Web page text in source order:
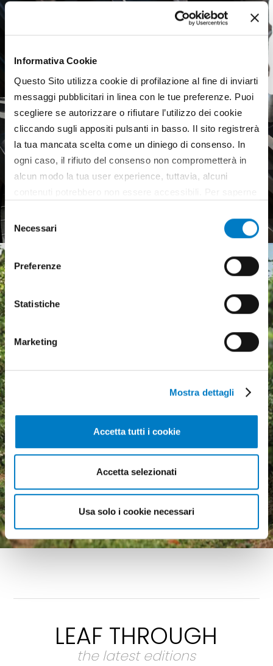
Informativa Cookie
Questo Sito utilizza cookie di profilazione al fine di inviarti
messaggi pubblicitari in linea con le tue preferenze. Puoi
scegliere se autorizzare o rifiutare l’utilizzo dei cookie
cliccando sugli appositi pulsanti in basso. Il sito registrerà
la tua mancata scelta come un diniego di consenso. In
ogni caso, il rifiuto del consenso non comprometterà in
alcun modo la tua user experience, tuttavia, alcuni
all’utilizzo di tutti, o solamente di alcuni di essi, ti
del
consenso
Necessari
Preferenze
Statistiche
Marketing
Mostra dettagli
Accetta tutti i cookie
Accetta selezionati
Usa solo i cookie necessari
Agricultural tyres, a weak
European market
Agricultural machinery, a
growing market but
economic uncertainty
weighs heavily
LEAF THROUGH
the latest editions